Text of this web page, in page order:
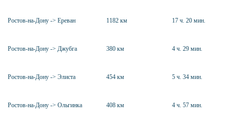
Ростов-на-Дону -> Ереван 1182 км 17 ч. 20 мин.
Ростов-на-Дону -> Джубга 380 км 4 ч. 29 мин.
Ростов-на-Дону -> Элиста 454 км 5 ч. 34 мин.
Ростов-на-Дону -> Ольгинка 408 км 4 ч. 57 мин.